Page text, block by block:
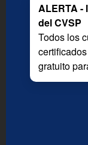
ALERTA -
del CVSP
Todos los
gratuito